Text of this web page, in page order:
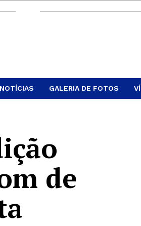
NOTÍCIAS GALERIA DE FOTOS
de